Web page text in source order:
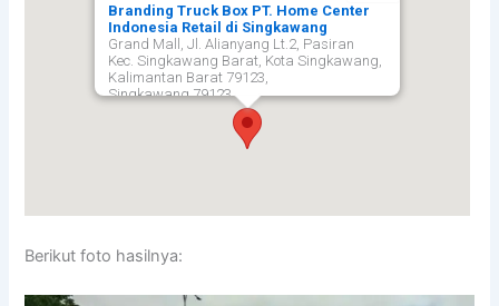
Branding Truck Box PT. Home Center
Indonesia Retail di Singkawang
Grand Mall, Jl. Alianyang Lt.2, Pasiran
Kec. Singkawang Barat, Kota Singkawang,
Kalimantan Barat 79123,
Singkawang 79123
Berikut foto hasilnya: